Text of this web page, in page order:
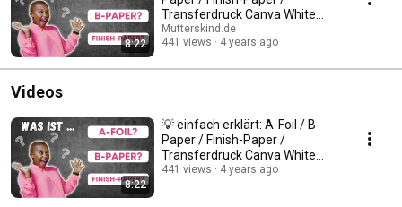
8:22
Transferdruck Canva White
Toner /Tintenalarm
Mutterskind.de
441 views
4 years ago
Videos
8:22
💡 einfach erklärt: A-Foil / B-
Paper / Finish-Paper /
Transferdruck Canva White
Toner /Tintenalarm
441 views 4 years ago